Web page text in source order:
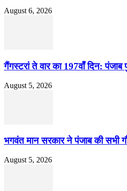
August 6, 2026
गैंगस्टरां ते वार का 197वाँ दिन: पंजाब
August 5, 2026
भगवंत मान सरकार ने पंजाब की सभी
August 5, 2026